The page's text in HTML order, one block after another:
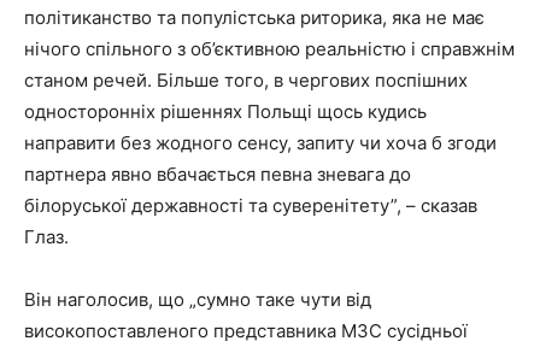
політиканство та популістська риторика, яка не має
нічого спільного з об’єктивною реальністю і справжнім
станом речей. Більше того, в чергових поспішних
односторонніх рішеннях Польщі щось кудись
направити без жодного сенсу, запиту чи хоча б згоди
партнера явно вбачається певна зневага до
білоруської державності та суверенітету”, – сказав
Глаз.
Він наголосив, що „сумно таке чути від
високопоставленого представника МЗС сусідньої